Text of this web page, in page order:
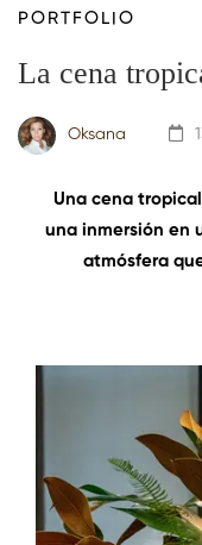
PORTFOLIO
La cena
Oksana
Una cena
una inmersión en
atmósfera